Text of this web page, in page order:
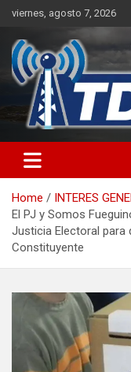
Skip
content
viernes, agosto 7, 2026
Home
INTERES
El PJ y Somos
Justicia Electoral para
Constituyente